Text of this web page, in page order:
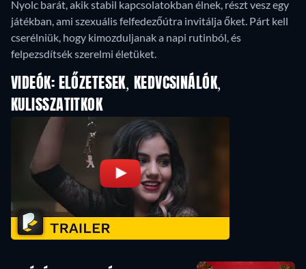
Nyolc barát, akik stabil kapcsolatokban élnek, részt vesz egy
játékban, ami szexuális felfedezőútra invitálja őket. Párt kell
cserélniük, hogy kimozduljanak a napi rutinból, és
felpezsdítsék szerelmi életüket.
VIDEÓK: ELŐZETESEK, KEDVCSINÁLÓK,
KULISSZATITKOK